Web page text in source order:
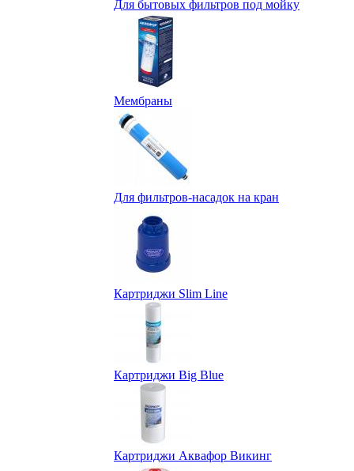
Для бытовых фильтров под мойку
Мембраны
Для фильтров-насадок на кран
Картриджи Slim Line
Картриджи Big Blue
Картриджи Аквафор Викинг